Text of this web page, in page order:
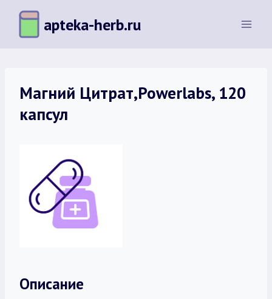
Перейти
содержимому
apteka-herb.ru
Магний Цитрат,Powerlabs, 120
капсул
Описание